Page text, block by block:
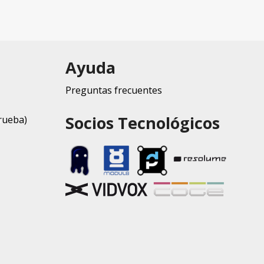
Ayuda
Preguntas frecuentes
Socios Tecnológicos